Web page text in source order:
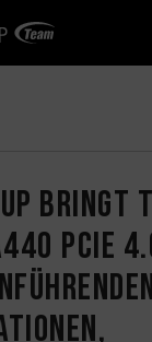
bringt
PCIe